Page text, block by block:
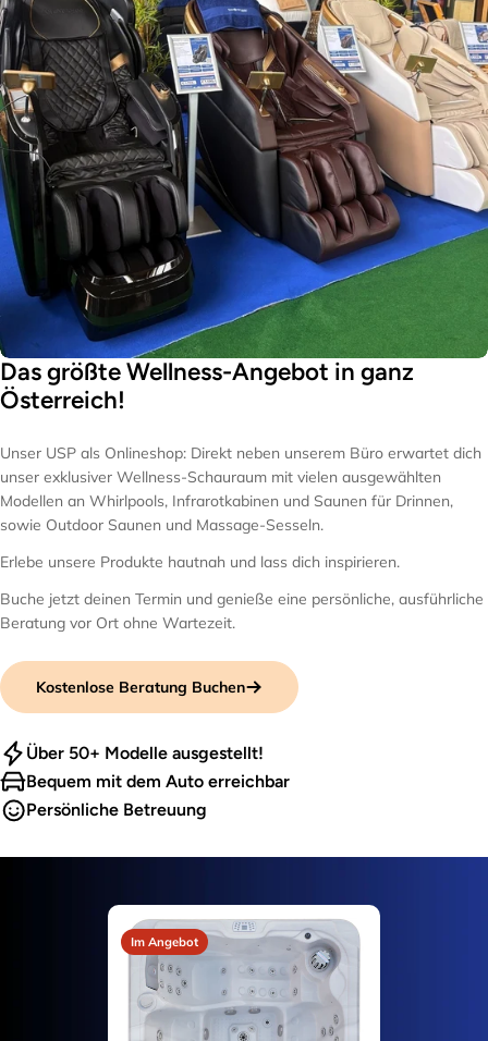
Das größte Wellness-Angebot in ganz
Österreich!
Unser USP als Onlineshop: Direkt neben unserem Büro erwartet dich
unser exklusiver Wellness-Schauraum mit vielen ausgewählten
Modellen an Whirlpools, Infrarotkabinen und Saunen für Drinnen,
sowie Outdoor Saunen und Massage-Sesseln.
Erlebe unsere Produkte hautnah und lass dich inspirieren.
Buche jetzt deinen Termin und genieße eine persönliche, ausführliche
Beratung vor Ort ohne Wartezeit.
Kostenlose Beratung Buchen
Über 50+ Modelle ausgestellt!
Bequem mit dem Auto erreichbar
Persönliche Betreuung
Im Angebot